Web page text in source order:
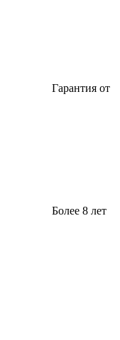
Гарантия от
Более 8 лет